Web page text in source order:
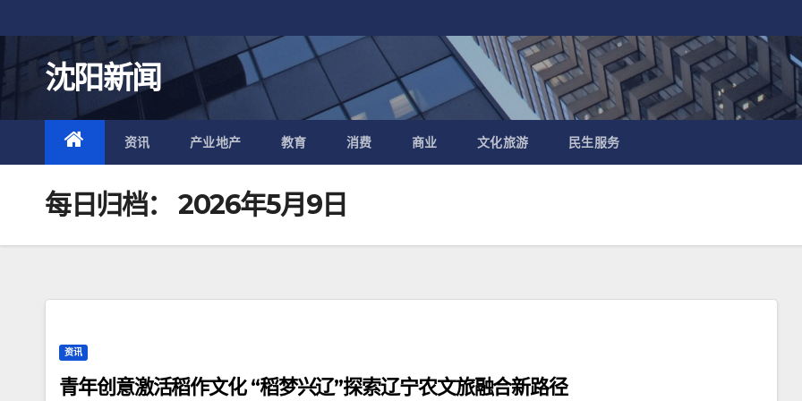
至
内
容
沈阳新闻
资讯 产业地产 教育 消费 商业 文化旅游 民生服务
每日归档： 2026年5月9日
资讯
青年创意激活稻作文化 “稻梦兴辽”探索辽宁农文旅融合新路径